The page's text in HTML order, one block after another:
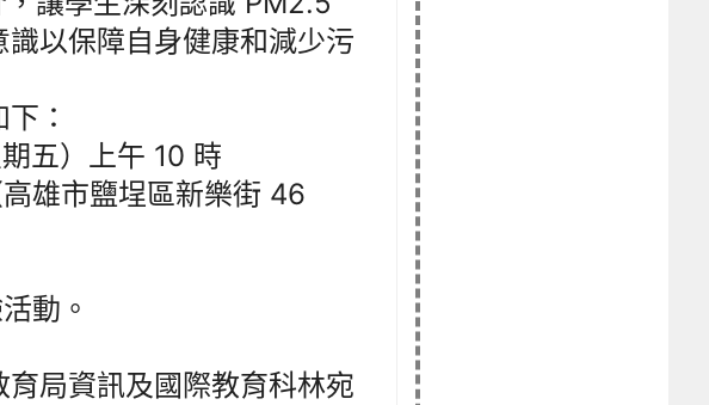
以保障自身健康和減少污
：
五）上午 10 時
雄市鹽埕區新樂街 46
動。
局資訊及國際教育科林宛